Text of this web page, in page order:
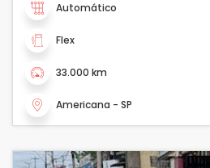
Automático
Flex
33.000 km
Americana - SP